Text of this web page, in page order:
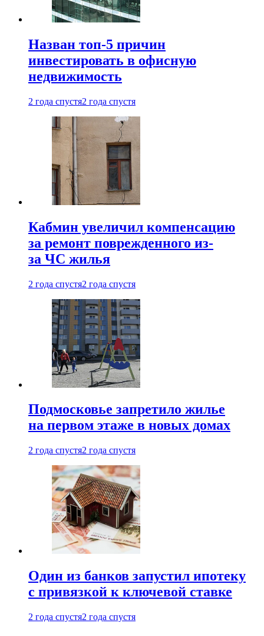
Назван топ-5 причин
инвестировать в офисную
недвижимость
2 года спустя2 года спустя
Кабмин увеличил компенсацию
за ремонт поврежденного из-
за ЧС жилья
2 года спустя2 года спустя
Подмосковье запретило жилье
на первом этаже в новых домах
2 года спустя2 года спустя
Один из банков запустил ипотеку
с привязкой к ключевой ставке
2 года спустя2 года спустя